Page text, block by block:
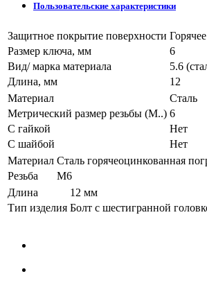
Пользовательские характеристики
Защитное покрытие поверхности
Размер ключа, мм
6
Вид/ марка материала
5.6
Длина, мм
12
Материал
Сталь
Метрический размер резьбы (М..) 6
С гайкой
Нет
С шайбой
Нет
Материал Сталь горячеоцинкованная
Резьба
M6
Длина
12 мм
Тип изделия Болт с шестигранной